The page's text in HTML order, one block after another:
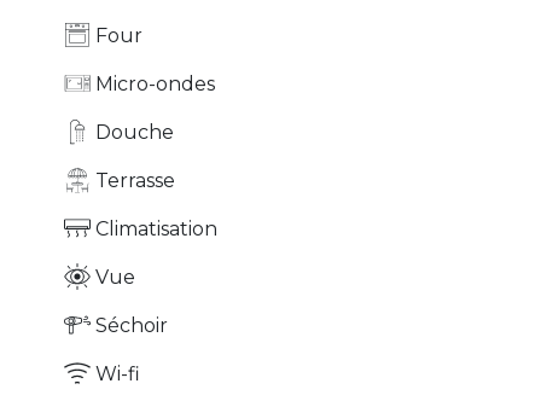
Four
Micro-ondes
Douche
Terrasse
Climatisation
Vue
Séchoir
Wi-fi